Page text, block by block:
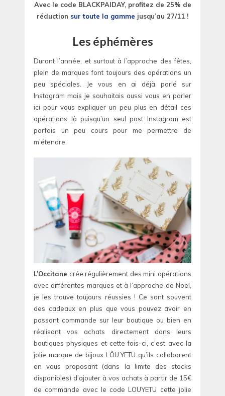
Avec le code BLACKPAIDAY, profitez de 25% de
réduction sur toute la gamme jusqu’au 27/11 !
Les éphémères
Durant l’année, et surtout à l’approche des fêtes,
plein de marques font toujours des opérations un
peu spéciales. Je vous en ai déjà parlé sur
Instagram mais je souhaitais aussi vous en parler
ici pour vous expliquer un peu plus en détail ces
opérations là puisqu’un seul post Instagram est
parfois un peu cours pour me permettre de
m’étendre.
L’Occitane crée régulièrement des mini opérations
avec différentes marques et à l’approche de Noël,
je les trouve toujours réussies ! Ce sont souvent
des cadeaux en plus que vous pouvez avoir en
passant commande sur leur boutique ou bien en
réalisant vos achats directement dans leurs
boutiques physiques et cette fois-ci, c’est avec la
jolie marque de bijoux LÕU.YETU qu’ils collaborent
en vous proposant (dans la limite des stocks
disponibles) d’ajouter à vos achats à partir de 15€
de commande avec le code LOUYETU cette jolie